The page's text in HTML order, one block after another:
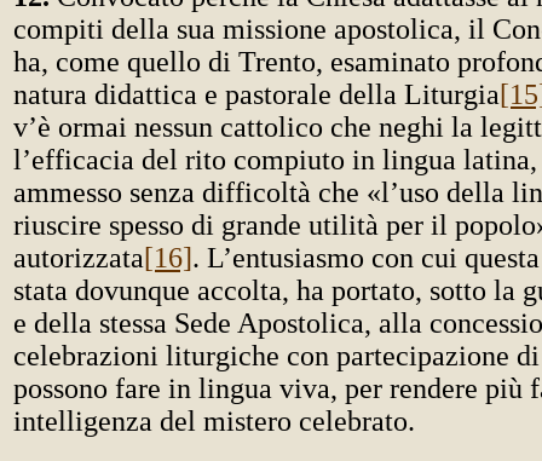
compiti della sua missione apostolica, il
ha, come quello di Trento, esaminato
natura didattica e pastorale della Liturgia
v’è ormai nessun cattolico che neghi la
l’efficacia del rito compiuto in lingua
ammesso senza difficoltà che «l’uso della
riuscire spesso di grande utilità per il
autorizzata[16]. L’entusiasmo con cui
stata dovunque accolta, ha portato, sotto la
e della stessa Sede Apostolica, alla
celebrazioni liturgiche con partecipazione
possono fare in lingua viva, per rendere più
intelligenza del mistero celebrato.